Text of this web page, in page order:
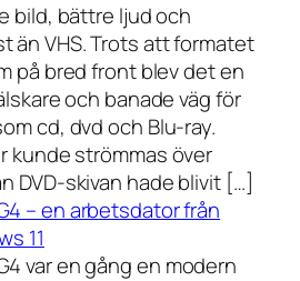
bild, bättre ljud och
än VHS. Trots att formatet
på bred front blev det en
och banade väg för
cd, dvd och Blu-ray.
kunde strömmas över
DVD-skivan hade blivit […]
– en arbetsdator från
11
var en gång en modern